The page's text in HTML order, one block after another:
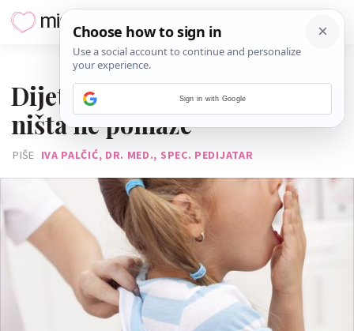
Dijete kašlje već mjesecima i
ništa ne pomaže
PIŠE IVA PALČIĆ, DR. MED., SPEC. PEDIJATAR
Sign in with Google